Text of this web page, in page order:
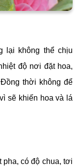
lại không thể chịu
độ nơi đặt hoa,
thời không để
sẽ khiến hoa và lá
pha, có độ chua, tơi